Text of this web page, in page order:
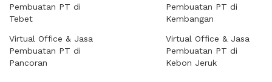
Pembuatan PT di
Tebet
Virtual Office & Jasa
Pembuatan PT di
Pancoran
Pembuatan PT di
Kembangan
Virtual Office & Jasa
Pembuatan PT di
Kebon Jeruk